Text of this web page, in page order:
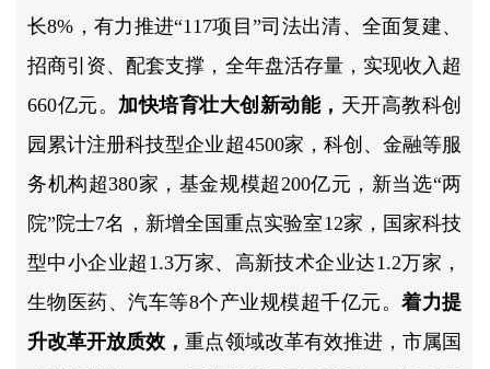
长8%，有力推进“117项目”司法出清、全面复建、
招商引资、配套支撑，全年盘活存量，实现收入超
660亿元。 加快培育壮大创新动能， 天开高教科创
园累计注册科技型企业超4500家，科创、金融等服
务机构超380家，基金规模超200亿元，新当选“两
院”院士7名，新增全国重点实验室12家，国家科技
型中小企业超1.3万家、高新技术企业达1.2万家，
生物医药、汽车等8个产业规模超千亿元。着力提
升改革开放质效，重点领域改革有效推进，市属国